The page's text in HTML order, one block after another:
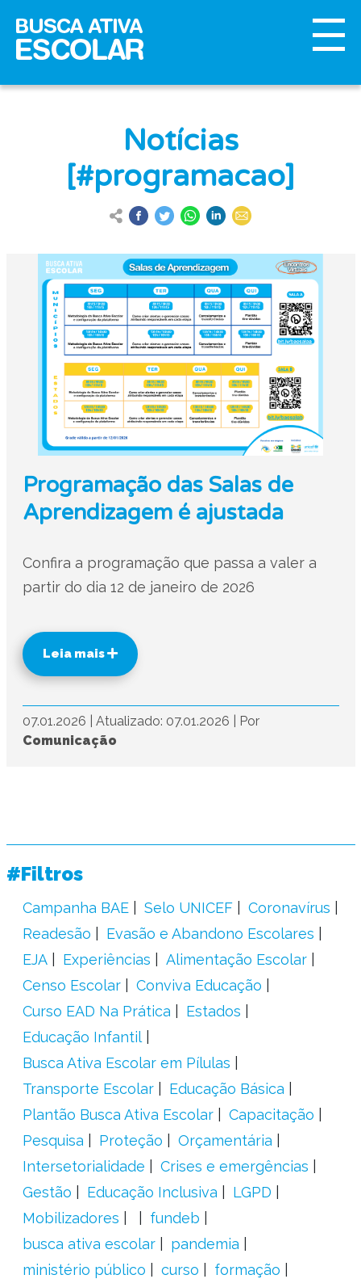
Notícias
[#programacao]
Programação das Salas de
Aprendizagem é ajustada
Confira a programação que passa a valer a
partir do dia 12 de janeiro de 2026
Leia mais
07.01.2026 Atualizado: 07.01.2026
Por
Comunicação
#Filtros
Campanha BAE Selo UNICEF
Coronavírus
Readesão
Evasão e Abandono Escolares
EJA
Experiências
Alimentação Escolar
Censo Escolar
Conviva Educação
Curso EAD Na Prática
Estados
Educação Infantil
Busca Ativa Escolar em Pílulas
Transporte Escolar
Educação Básica
Plantão Busca Ativa Escolar
Capacitação
Pesquisa
Proteção
Orçamentária
Intersetorialidade
Crises e emergências
Gestão
Educação Inclusiva
LGPD
Mobilizadores
fundeb
busca ativa escolar
pandemia
ministério público
curso
formação